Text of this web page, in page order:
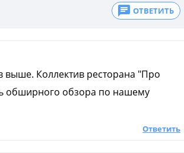
ОТВЕТИТЬ
выше. Коллектив ресторана "Про
обширного обзора по нашему
Ответить